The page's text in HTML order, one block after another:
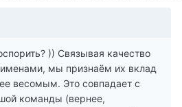
)) Связывая качество
мы признаём их вклад
весомым. Это совпадает с
команды (вернее,